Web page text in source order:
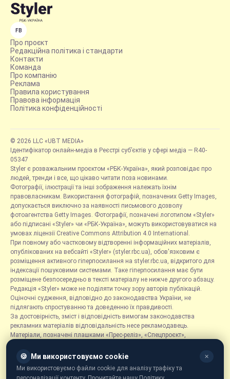
FB
Про проєкт
Редакційна політика і стандарти
Контакти
Команда
Про компанію
Реклама
Правила користування
Правова інформація
Політика конфіденційності
© 2026 LLC «UBT MEDIA»
Ідентифікатор онлайн-медіа в Реєстрі суб’єктів у сфері медіа — R40-
05347
Styler є розважальним проєктом «РБК-Україна», який розповідає про
людей, тренди і все, що цікаво читати поза новинами.
Фотографії, ілюстрації та інші зображення належать їхнім
правовласникам. Використання фотографій, позначених Getty Images,
допускається виключно за наявності письмового дозволу
фотоагентства Getty Images. Фотографії, позначені логотипом «Styler»
або підписані «Styler» чи «РБК-Україна», можуть використовуватися на
умовах ліцензії Creative Commons Attribution 4.0 International.
При повному або частковому відтворенні інформаційних матеріалів,
опублікованих на вебсайті «Styler» (styler.rbc.ua), обов'язковим є
розміщення активного гіперпосилання на styler.rbc.ua, відкритого для
індексації пошуковими системами. Таке гіперпосилання має бути
розміщене безпосередньо в тексті матеріалу не нижче другого абзацу.
Редакція «Styler» може не поділяти точку зору авторів публікацій.
Оціночні судження, відповідно до законодавства України, не
підлягають спростуванню та доведенню їх правдивості.
За достовірність, зміст і відповідність вимогам законодавства
рекламних матеріалів відповідальність несе рекламодавець.
Матеріали, позначені плашками «Прес-реліз», «Спецпроєкт»,
розміщуються на правах реклами.
Рубрика «Новини компаній» є інформаційним форматом, що містить
новини, повідомлення та оголошення, пов'язані з діяльністю
🍪 Ми використовуємо cookie ✕
Ми використовуємо файли cookie для аналізу трафіку та